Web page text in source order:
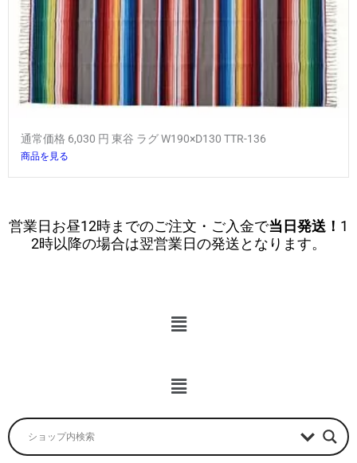
通常価格 6,030 円 東谷 ラグ W190×D130 TTR-136
商品を見る
営業日お昼12時までのご注文・ご入金で当日発送！ 1
2時以降の場合は翌営業日の発送となります。
メ
ニ
メ
ニ
ュ